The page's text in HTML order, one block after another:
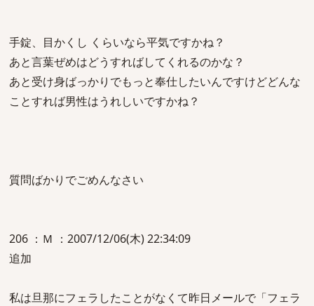
手錠、目かくし くらいなら平気ですかね？
あと言葉ぜめはどうすればしてくれるのかな？
あと受け身ばっかりでもっと奉仕したいんですけどどんな
ことすれば男性はうれしいですかね？
質問ばかりでごめんなさい
206 ：Ｍ ：2007/12/06(木) 22:34:09
追加
私は旦那にフェラしたことがなくて昨日メールで「フェラ